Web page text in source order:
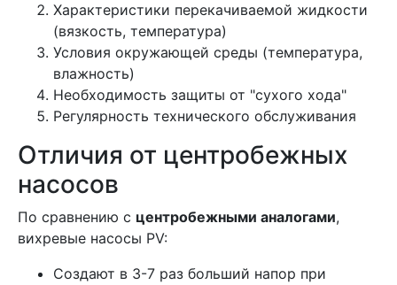
Характеристики перекачиваемой жидкости
(вязкость, температура)
Условия окружающей среды (температура,
влажность)
Необходимость защиты от "сухого хода"
Регулярность технического обслуживания
Отличия от центробежных
насосов
По сравнению с центробежными аналогами,
вихревые насосы PV:
Создают в 3-7 раз больший напор при